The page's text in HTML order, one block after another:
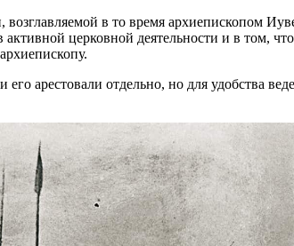
в то время архиепископом
церковной деятельности и в том,
арестовали отдельно, но для удобства